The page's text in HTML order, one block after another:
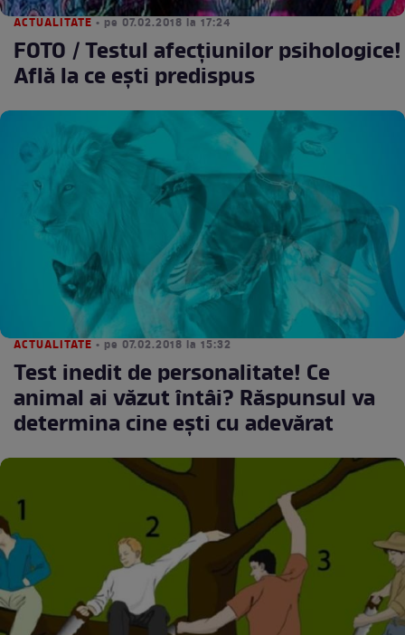
ACTUALITATE • pe 07.02.2018 la 17:24
FOTO / Testul afecţiunilor psihologice!
Află la ce eşti predispus
ACTUALITATE • pe 07.02.2018 la 15:32
Test inedit de personalitate! Ce
animal ai văzut întâi? Răspunsul va
determina cine ești cu adevărat